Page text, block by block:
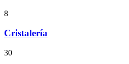
8
Cristalería
30